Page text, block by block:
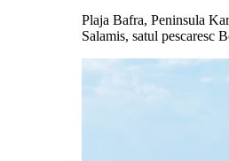
Plaja Bafra, Peninsula
Salamis, satul pescaresc